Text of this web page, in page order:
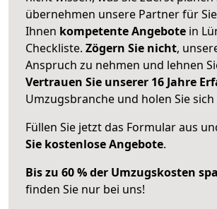
übernehmen unsere Partner für
Ihnen kompetente Angebote in
Checkliste. Zögern Sie nicht,
Anspruch zu nehmen und lehnen
Vertrauen Sie unserer 16 Jahre
Umzugsbranche und holen Sie
Füllen Sie jetzt das Formular aus
Sie kostenlose Angebote.
Bis zu 60 % der Umzugskosten
finden Sie nur bei uns!